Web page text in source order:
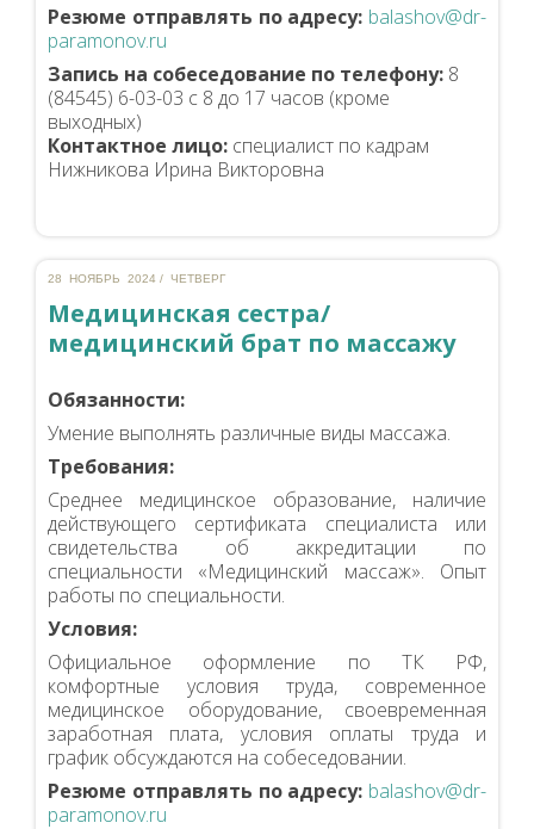
Резюме отправлять по адресу: balashov@dr-
paramonov.ru
Запись на собеседование по телефону: 8
(84545) 6-03-03 с 8 до 17 часов (кроме
выходных)
Контактное лицо: специалист по кадрам
Нижникова Ирина Викторовна
28 НОЯБРЬ 2024 / ЧЕТВЕРГ
Медицинская сестра/
медицинский брат по массажу
Обязанности:
Умение выполнять различные виды массажа.
Требования:
Среднее медицинское образование, наличие
действующего сертификата специалиста или
свидетельства об аккредитации по
специальности «Медицинский массаж». Опыт
работы по специальности.
Условия:
Официальное оформление по ТК РФ,
комфортные условия труда, современное
медицинское оборудование, своевременная
заработная плата, условия оплаты труда и
график обсуждаются на собеседовании.
Резюме отправлять по адресу: balashov@dr-
paramonov.ru